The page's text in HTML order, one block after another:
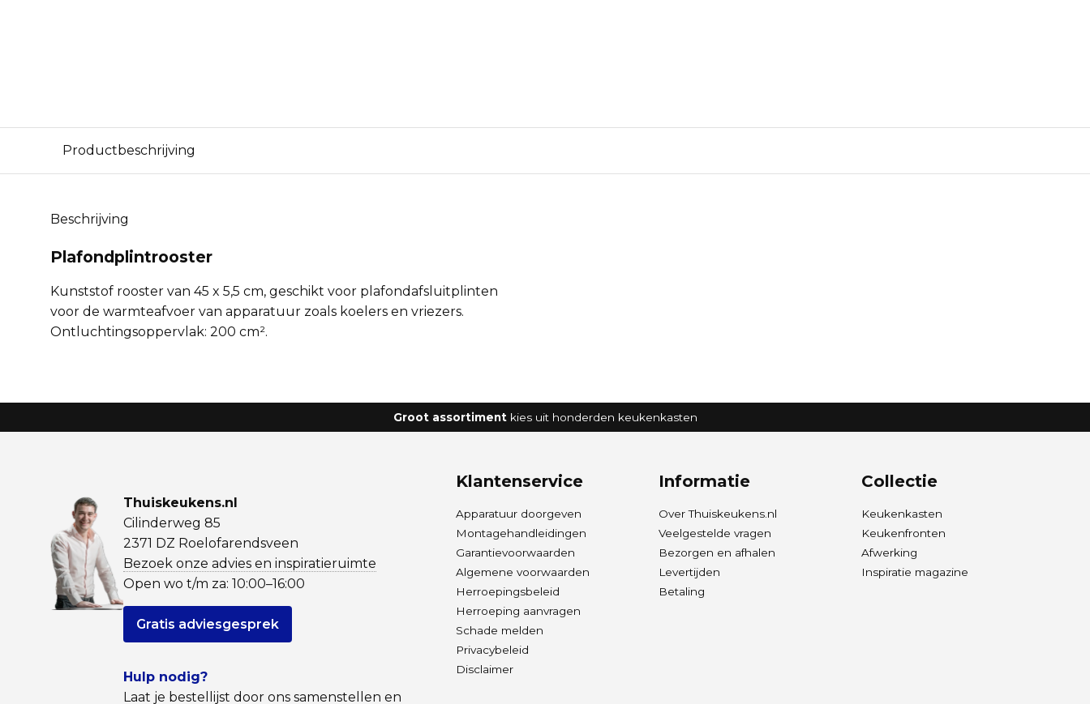
Productbeschrijving
Beschrijving
Plafondplintrooster
Kunststof rooster van 45 x 5,5 cm, geschikt voor plafondafsluitplinten
voor de warmteafvoer van apparatuur zoals koelers en vriezers.
Ontluchtingsoppervlak: 200 cm².
Groot assortiment kies uit honderden keukenkasten
Thuiskeukens.nl
Cilinderweg 85
2371 DZ Roelofarendsveen
Bezoek onze advies en inspiratieruimte
Open wo t/m za: 10:00–16:00
Gratis adviesgesprek
Hulp nodig?
Laat je bestellijst door ons samenstellen en
Klantenservice
Apparatuur doorgeven
Montagehandleidingen
Garantievoorwaarden
Algemene voorwaarden
Herroepingsbeleid
Herroeping aanvragen
Schade melden
Privacybeleid
Disclaimer
Informatie
Over Thuiskeukens.nl
Veelgestelde vragen
Bezorgen en afhalen
Levertijden
Betaling
Collectie
Keukenkasten
Keukenfronten
Afwerking
Inspiratie magazine